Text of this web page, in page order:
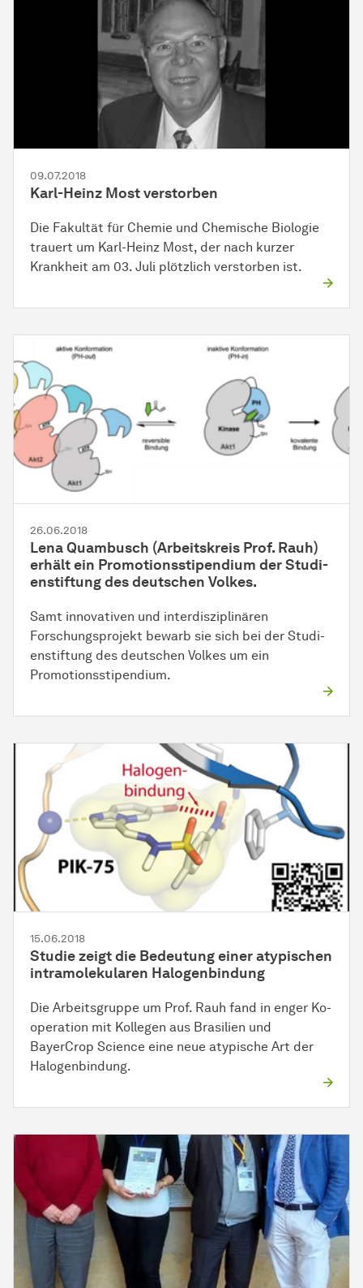
09.07.2018
Karl-Heinz Mostver­stor­ben
Die Fakultät für Chemie und Chemische Biologie
trauert um Karl-Heinz Most, der nach kurzer
Krankheit am 03. Juli plötzlich ver­stor­ben ist.
26.06.2018
Lena Quambusch (Ar­beits­kreis Prof. Rauh)
erhält ein Promotionsstipendium derStu­di­
en­stif­tungdes deutschen Volkes.
Samt innovativen und interdisziplinären
Forschungsprojekt bewarb sie sich bei der Stu­di­
en­stif­tung des deutschen Volkes um ein
Promotionsstipendium.
15.06.2018
Studie zeigt die Be­deu­tungeiner atypischen
intramolekularen Ha­lo­gen­bin­dung
Die Arbeitsgruppe um Prof. Rauh fand in enger Ko­
ope­ra­tion mit Kollegen aus Brasilien und
BayerCrop Science eine neue atypische Art der
Ha­lo­gen­bin­dung.